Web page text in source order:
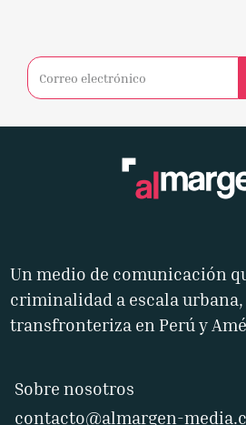
Un medio de comunicación
criminalidad a escala
transfronteriza en Perú y
Sobre nosotros
contacto@almargen-